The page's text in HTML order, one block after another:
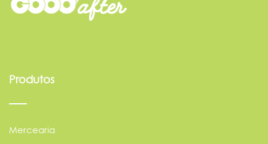
Produtos
Mercearia